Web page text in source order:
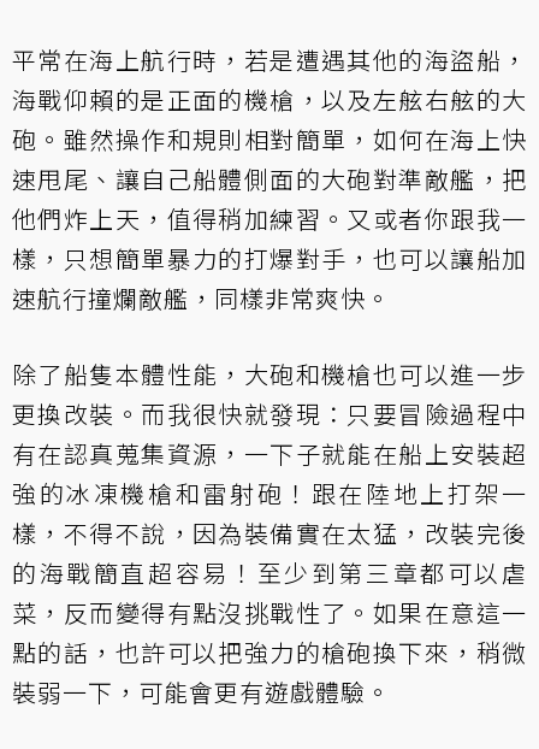
平常在海上航行時，若是遭遇其他的海盜船，
海戰仰賴的是正面的機槍，以及左舷右舷的大
砲。雖然操作和規則相對簡單，如何在海上快
速甩尾、讓自己船體側面的大砲對準敵艦，把
他們炸上天，值得稍加練習。又或者你跟我一
樣，只想簡單暴力的打爆對手，也可以讓船加
速航行撞爛敵艦，同樣非常爽快。
除了船隻本體性能，大砲和機槍也可以進一步
更換改裝。而我很快就發現：只要冒險過程中
有在認真蒐集資源，一下子就能在船上安裝超
強的冰凍機槍和雷射砲！跟在陸地上打架一
樣，不得不說，因為裝備實在太猛，改裝完後
的海戰簡直超容易！至少到第三章都可以虐
菜，反而變得有點沒挑戰性了。如果在意這一
點的話，也許可以把強力的槍砲換下來，稍微
裝弱一下，可能會更有遊戲體驗。